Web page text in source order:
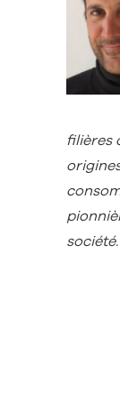
filières
société.